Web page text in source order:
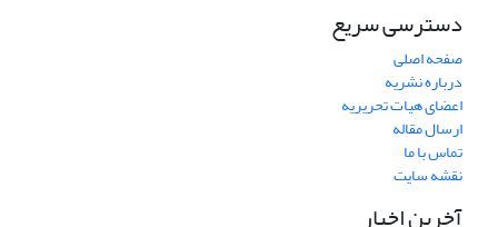
دسترسی سریع
صفحه اصلی
درباره نشریه
اعضای هیات تحریریه
ارسال مقاله
تماس با ما
نقشه سایت
آخرین اخبار